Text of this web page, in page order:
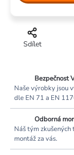
Sdílet
Bezpečnost
Naše výrobky jsou
dle EN 71 a EN
Odborná
Náš tým
montáž za vás.